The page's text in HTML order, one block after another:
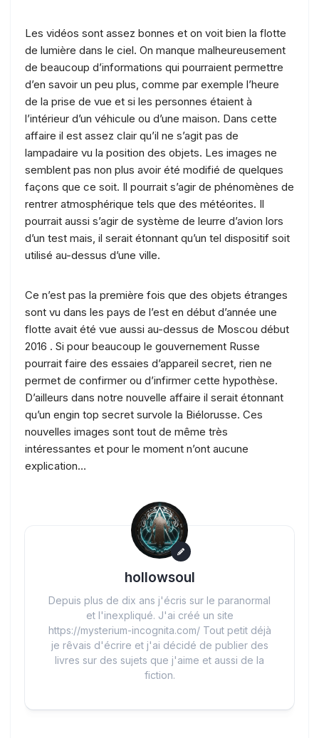
Les vidéos sont assez bonnes et on voit bien la flotte
de lumière dans le ciel. On manque malheureusement
de beaucoup d’informations qui pourraient permettre
d’en savoir un peu plus, comme par exemple l’heure
de la prise de vue et si les personnes étaient à
l’intérieur d’un véhicule ou d’une maison. Dans cette
affaire il est assez clair qu’il ne s’agit pas de
lampadaire vu la position des objets. Les images ne
semblent pas non plus avoir été modifié de quelques
façons que ce soit. Il pourrait s’agir de phénomènes de
rentrer atmosphérique tels que des météorites. Il
pourrait aussi s’agir de système de leurre d’avion lors
d’un test mais, il serait étonnant qu’un tel dispositif soit
utilisé au-dessus d’une ville.
Ce n’est pas la première fois que des objets étranges
sont vu dans les pays de l’est en début d’année une
flotte avait été vue aussi au-dessus de Moscou début
2016 . Si pour beaucoup le gouvernement Russe
pourrait faire des essaies d’appareil secret, rien ne
permet de confirmer ou d’infirmer cette hypothèse.
D’ailleurs dans notre nouvelle affaire il serait étonnant
qu’un engin top secret survole la Biélorusse. Ces
nouvelles images sont tout de même très
intéressantes et pour le moment n’ont aucune
explication…
hollowsoul
Depuis plus de dix ans j'écris sur le paranormal
et l'inexpliqué. J'ai créé un site
https://mysterium-incognita.com/ Tout petit déjà
je rêvais d'écrire et j'ai décidé de publier des
livres sur des sujets que j'aime et aussi de la
fiction.